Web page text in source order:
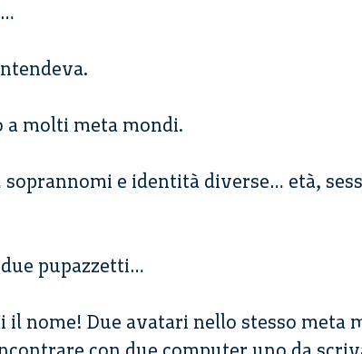
a molti meta mondi.
e identità diverse… età,
pupazzetti…
il nome! Due avatari nello stesso meta